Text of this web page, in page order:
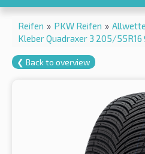
Reifen » PKW Reifen »
Kleber Quadraxer 3 205/55R16
❮ Back to overview